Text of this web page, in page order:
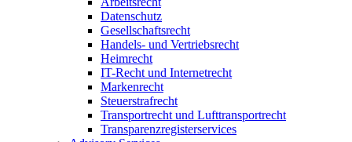
Datenschutz
Gesellschaftsrecht
Handels- und Vertriebsrecht
Heimrecht
IT-Recht und Internetrecht
Markenrecht
Steuerstrafrecht
Transportrecht und Lufttransportrecht
Transparenzregisterservices